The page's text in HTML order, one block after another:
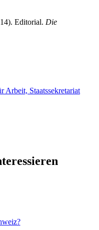
Editorial. Die
Arbeit, Staatssekretariat